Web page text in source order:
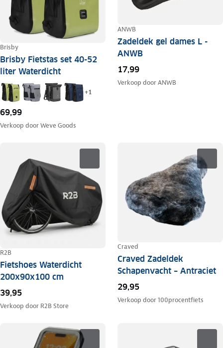
Brisby
Brisby Fietstas set 40-52
liter Waterdicht
+1
69,99
Verkoop doorWeve Goods
ANWB
Zadeldek gel dames L -
ANWB
17,99
Verkoop doorANWB
R2B
Fietshoes Waterdicht
200x90x100 cm
39,95
Verkoop door R2B Store
Craved
Craved Zadeldek
Schapenvacht – Antraciet
29,95
Verkoop door100procentfiets